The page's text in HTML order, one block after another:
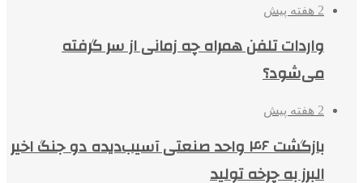
2 هفته پیش
واردات تلفن همراه چه زمانی از سر گرفته
می‌شود؟
2 هفته پیش
بازگشت ۴۶ واحد صنعتی آسیب‌دیده دو جنگ اخیر
البرز به چرخه تولید